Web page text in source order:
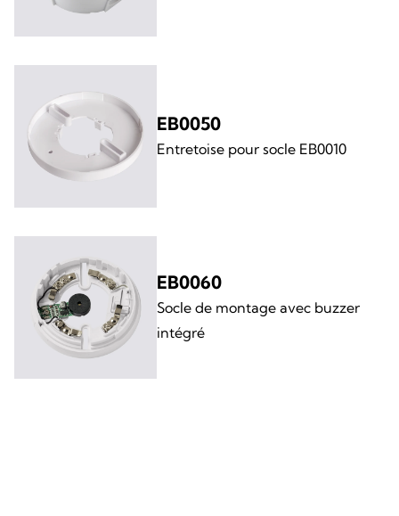
EB0050
Entretoise pour socle EB0010
EB0060
Socle de montage avec buzzer
intégré